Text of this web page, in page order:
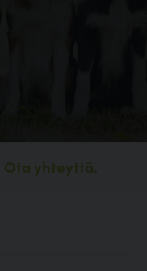
Ota yhteyttä.